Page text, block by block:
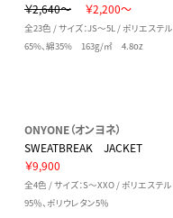
￥2,640～
￥2,200～
全23色 / サイズ：JS～5L / ポリエステル
65%、綿35% 163g/㎡ 4.8oz
ONYONE（オンヨネ）
SWEATBREAK JACKET
￥9,900
全4色 / サイズ：S～XXO / ポリエステル
95％、ポリウレタン5％